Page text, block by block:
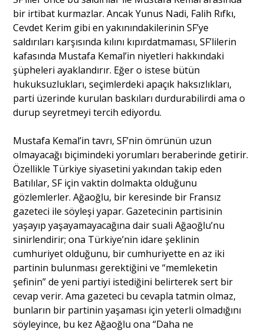
bir irtibat kurmazlar. Ancak Yunus Nadi, Falih Rıfkı,
Cevdet Kerim gibi en yakınındakilerinin SF’ye
saldırıları karşısında kılını kıpırdatmaması, SF’lilerin
kafasında Mustafa Kemal’in niyetleri hakkındaki
şüpheleri ayaklandırır. Eğer o istese bütün
hukuksuzlukları, seçimlerdeki apaçık haksızlıkları,
parti üzerinde kurulan baskıları durdurabilirdi ama o
durup seyretmeyi tercih ediyordu.
Mustafa Kemal’in tavrı, SF’nin ömrünün uzun
olmayacağı biçimindeki yorumları beraberinde getirir.
Özellikle Türkiye siyasetini yakından takip eden
Batılılar, SF için vaktin dolmakta olduğunu
gözlemlerler. Ağaoğlu, bir keresinde bir Fransız
gazeteci ile söyleşi yapar. Gazetecinin partisinin
yaşayıp yaşayamayacağına dair suali Ağaoğlu’nu
sinirlendirir; ona Türkiye’nin idare şeklinin
cumhuriyet olduğunu, bir cumhuriyette en az iki
partinin bulunması gerektiğini ve “memleketin
şefinin” de yeni partiyi istediğini belirterek sert bir
cevap verir. Ama gazeteci bu cevapla tatmin olmaz,
bunların bir partinin yaşaması için yeterli olmadığını
söyleyince, bu kez Ağaoğlu ona “Daha ne